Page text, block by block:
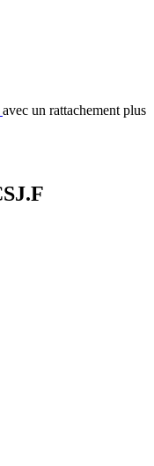
avec un rattachement plus